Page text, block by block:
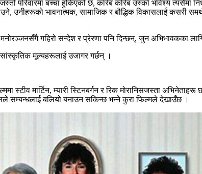
परिवारमा बच्चा हुकिएको छ, करिब करिब उस्को भविश्य त्यसैमा
उनीहरूको भावनात्मक, सामाजिक र बौद्धिक विकासलाई कसरी
गहिरो सन्देश र प्रेरणा पनि दिन्छन्, जुन अभिभावकका
मूल्यहरूलाई उजागर गर्छन् ।
स्टीव मार्टिन, म्यारी स्टिनबर्गन र रिक मोरानिसजस्ता
सम्बन्धलाई बलियो बनाउन सकिन्छ भन्ने कुरा फिल्मले देखाउँछ ।